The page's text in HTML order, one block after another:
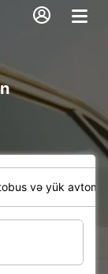
və yük